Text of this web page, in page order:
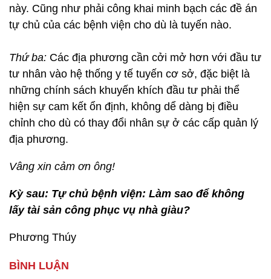
này. Cũng như phải công khai minh bạch các đề án
tự chủ của các bệnh viện cho dù là tuyến nào.
Thứ ba: Các địa phương cần cởi mở hơn với đầu tư
tư nhân vào hệ thống y tế tuyến cơ sở, đặc biệt là
những chính sách khuyến khích đầu tư phải thể
hiện sự cam kết ổn định, không dể dàng bị điều
chỉnh cho dù có thay đổi nhân sự ở các cấp quản lý
địa phương.
Vâng xin cảm ơn ông!
Kỳ sau: Tự chủ bệnh viện: Làm sao để không
lấy tài sản công phục vụ nhà giàu?
Phương Thúy